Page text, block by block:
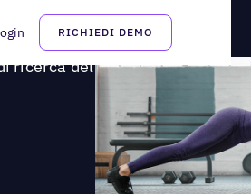
RICHIEDI DEMO
ricerca del